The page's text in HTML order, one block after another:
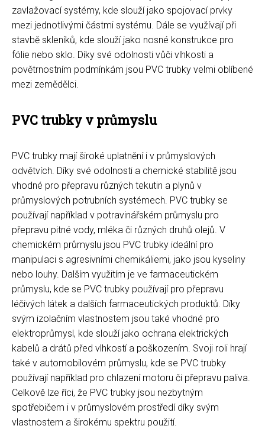
zavlažovací systémy, kde slouží jako spojovací prvky
mezi jednotlivými částmi systému. Dále se využívají při
stavbě skleníků, kde slouží jako nosné konstrukce pro
fólie nebo sklo. Díky své odolnosti vůči vlhkosti a
povětrnostním podmínkám jsou PVC trubky velmi oblíbené
mezi zemědělci.
PVC trubky v průmyslu
PVC trubky mají široké uplatnění i v průmyslových
odvětvích. Díky své odolnosti a chemické stabilitě jsou
vhodné pro přepravu různých tekutin a plynů v
průmyslových potrubních systémech. PVC trubky se
používají například v potravinářském průmyslu pro
přepravu pitné vody, mléka či různých druhů olejů. V
chemickém průmyslu jsou PVC trubky ideální pro
manipulaci s agresivními chemikáliemi, jako jsou kyseliny
nebo louhy. Dalším využitím je ve farmaceutickém
průmyslu, kde se PVC trubky používají pro přepravu
léčivých látek a dalších farmaceutických produktů. Díky
svým izolačním vlastnostem jsou také vhodné pro
elektroprůmysl, kde slouží jako ochrana elektrických
kabelů a drátů před vlhkostí a poškozením. Svoji roli hrají
také v automobilovém průmyslu, kde se PVC trubky
používají například pro chlazení motoru či přepravu paliva.
Celkově lze říci, že PVC trubky jsou nezbytným
spotřebičem i v průmyslovém prostředí díky svým
vlastnostem a širokému spektru použití.